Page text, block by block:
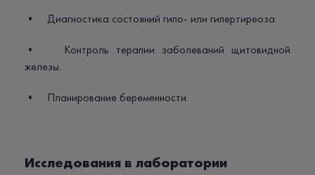
• Диагностика состояний гипо- или гипертиреоза.
• Контроль терапии заболеваний щитовидной
железы.
• Планирование беременности.
Исследования в лаборатории